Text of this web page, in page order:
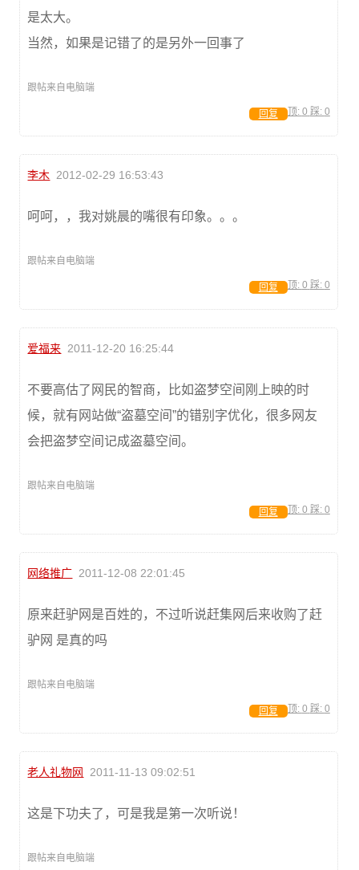
是太大。
当然，如果是记错了的是另外一回事了
跟帖来自电脑端
顶: 0 踩: 0
回复
李木 2012-02-29 16:53:43
呵呵，，我对姚晨的嘴很有印象。。。
跟帖来自电脑端
顶: 0 踩: 0
回复
爱福来 2011-12-20 16:25:44
不要高估了网民的智商，比如盗梦空间刚上映的时
候，就有网站做“盗墓空间”的错别字优化，很多网友
会把盗梦空间记成盗墓空间。
跟帖来自电脑端
顶: 0 踩: 0
回复
网络推广 2011-12-08 22:01:45
原来赶驴网是百姓的，不过听说赶集网后来收购了赶
驴网 是真的吗
跟帖来自电脑端
顶: 0 踩: 0
回复
老人礼物网 2011-11-13 09:02:51
这是下功夫了，可是我是第一次听说！
跟帖来自电脑端